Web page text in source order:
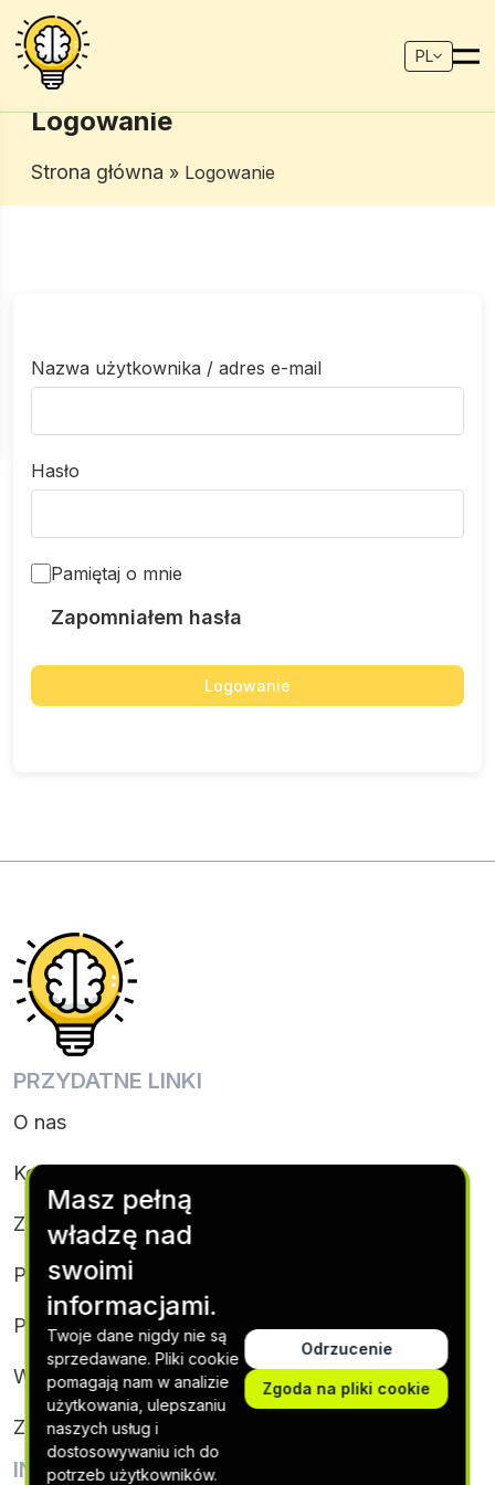
PL
Logowanie
Strona główna » Logowanie
Nazwa użytkownika / adres e-mail
Hasło
Pamiętaj o mnie
Zapomniałem hasła
Logowanie
PRZYDATNE LINKI
O nas
Kontakt
Zasady i warunki
Polityka plików cookie
Polityka prywatności
Warunki subskrypcji
Zrezygnuj z subskrypcji
INFORMACJE KONTAKTOWE
Masz pełną
władzę nad
swoimi
informacjami.
Twoje dane nigdy nie są
sprzedawane. Pliki cookie
pomagają nam w analizie
użytkowania, ulepszaniu
naszych usług i
dostosowywaniu ich do
potrzeb użytkowników.
Odrzucenie
Zgoda na pliki cookie